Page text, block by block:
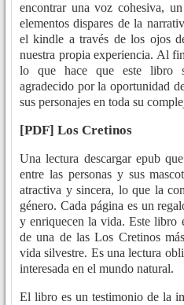
encontrar una voz cohesiva,
elementos dispares de la
el kindle a través de los ojos
nuestra propia experiencia. Al
lo que hace que este libro
agradecido por la oportunidad
sus personajes en toda su
[PDF] Los Cretinos
Una lectura descargar epub
entre las personas y sus
atractiva y sincera, lo que la
género. Cada página es un
y enriquecen la vida. Este libro
de una de las Los Cretinos
vida silvestre. Es una lectura
interesada en el mundo natural.
El libro es un testimonio de la